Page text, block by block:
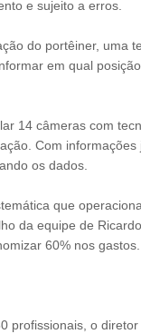
e sujeito a erros.
do portêiner, uma
em qual
14 câmeras com
Com
os dados.
que
da equipe de
60% nos gastos.
profissionais, o